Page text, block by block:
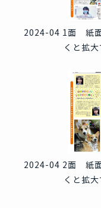
2024-04 1面 紙
くと拡
2024-04 2面 紙
くと拡